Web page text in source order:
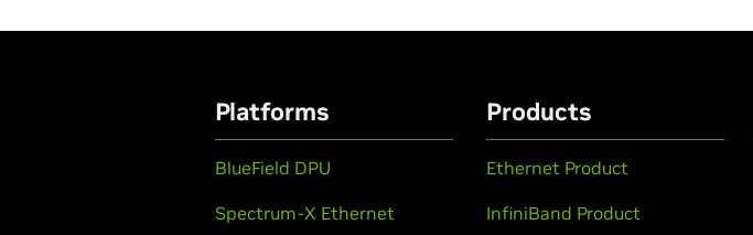
Platforms
BlueField DPU
Spectrum-X Ethernet
Products
Ethernet Product
InfiniBand Product